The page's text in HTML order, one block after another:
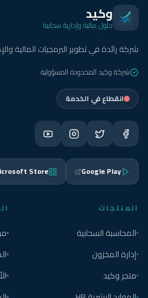
وكيد
حلول مالية وإدارية سحابية
شركة رائدة في تطوير البرمجيات المالية
شركة وكيد المحدودة المسؤولية
انقطاع في الخدمة
Google Play
Store
المنتجات
المحاسبة السحابية
إدارة المخزون
متجر وكيد